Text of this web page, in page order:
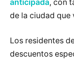
anticipada, con
de la ciudad que
Los residentes
descuentos